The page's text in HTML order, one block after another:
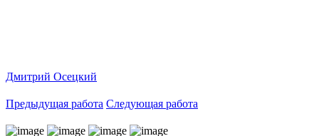
Дмитрий Осецкий
Предыдущая работа Следующая работа